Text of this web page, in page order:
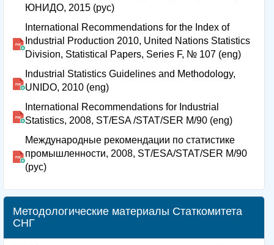
ЮНИДО, 2015 (рус)
International Recommendations for the Index of
Industrial Production 2010, United Nations Statistics
Division, Statistical Papers, Series F, № 107 (eng)
Industrial Statistics Guidelines and Methodology,
UNIDO, 2010 (eng)
International Recommendations for Industrial
Statistics, 2008, ST/ESA /STAT/SER M/90 (eng)
Международные рекомендации по статистике
промышленности, 2008, ST/ESA/STAT/SER M/90
(рус)
Методологические материалы Статкомитета
СНГ